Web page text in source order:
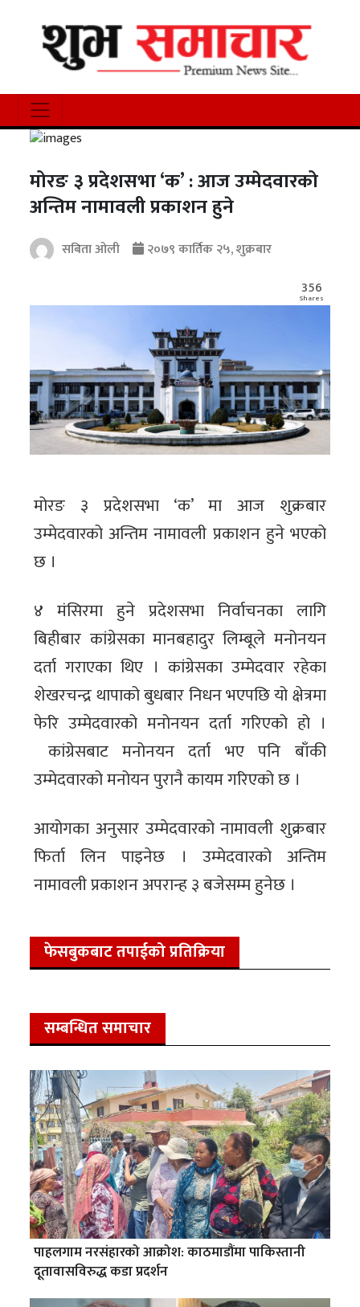
मोरङ ३ प्रदेशसभा ‘क’ : आज उम्मेदवारको
अन्तिम नामावली प्रकाशन हुने
सबिता ओली
२०७९ कार्तिक २५, शुक्रबार
356
Shares
मोरङ ३ प्रदेशसभा ‘क’ मा आज शुक्रबार
उम्मेदवारको अन्तिम नामावली प्रकाशन हुने भएको
छ ।
४ मंसिरमा हुने प्रदेशसभा निर्वाचनका लागि
बिहीबार कांग्रेसका मानबहादुर लिम्बूले मनोनयन
दर्ता गराएका थिए । कांग्रेसका उम्मेदवार रहेका
शेखरचन्द्र थापाको बुधबार निधन भएपछि यो क्षेत्रमा
फेरि उम्मेदवारको मनोनयन दर्ता गरिएको हो ।
कांग्रेसबाट मनोनयन दर्ता भए पनि बाँकी
उम्मेदवारको मनोयन पुरानै कायम गरिएको छ ।
आयोगका अनुसार उम्मेदवारको नामावली शुक्रबार
फिर्ता लिन पाइनेछ । उम्मेदवारको अन्तिम
नामावली प्रकाशन अपरान्ह ३ बजेसम्म हुनेछ ।
फेसबुकबाट तपाईको प्रतिक्रिया
सम्बन्धित समाचार
पाहलगाम नरसंहारको आक्रोश: काठमाडौंमा पाकिस्तानी
दूतावासविरुद्ध कडा प्रदर्शन